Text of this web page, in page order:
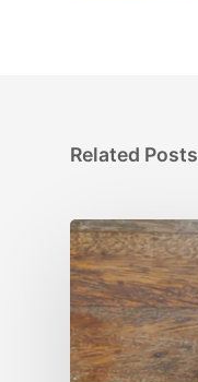
Related Posts